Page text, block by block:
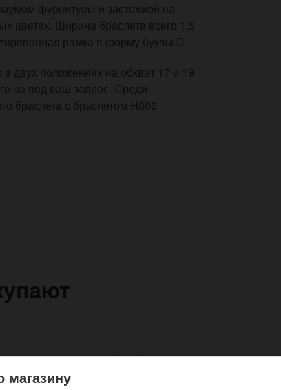
фурнитуры и застежкой на
цветах. Ширина браслета всего 1,5
рамка в форму буквы D.
в двух положениях на обхват 17 и 19
на под ваш запрос. Среди
браслета с браслетом H806
магазину